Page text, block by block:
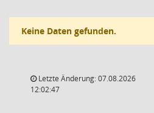
Keine Daten gefunden.
Letzte Änderung: 07.08.2026
12:02:47